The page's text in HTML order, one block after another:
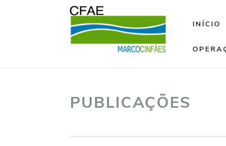
INÍCIO
PUBLICAÇÕES